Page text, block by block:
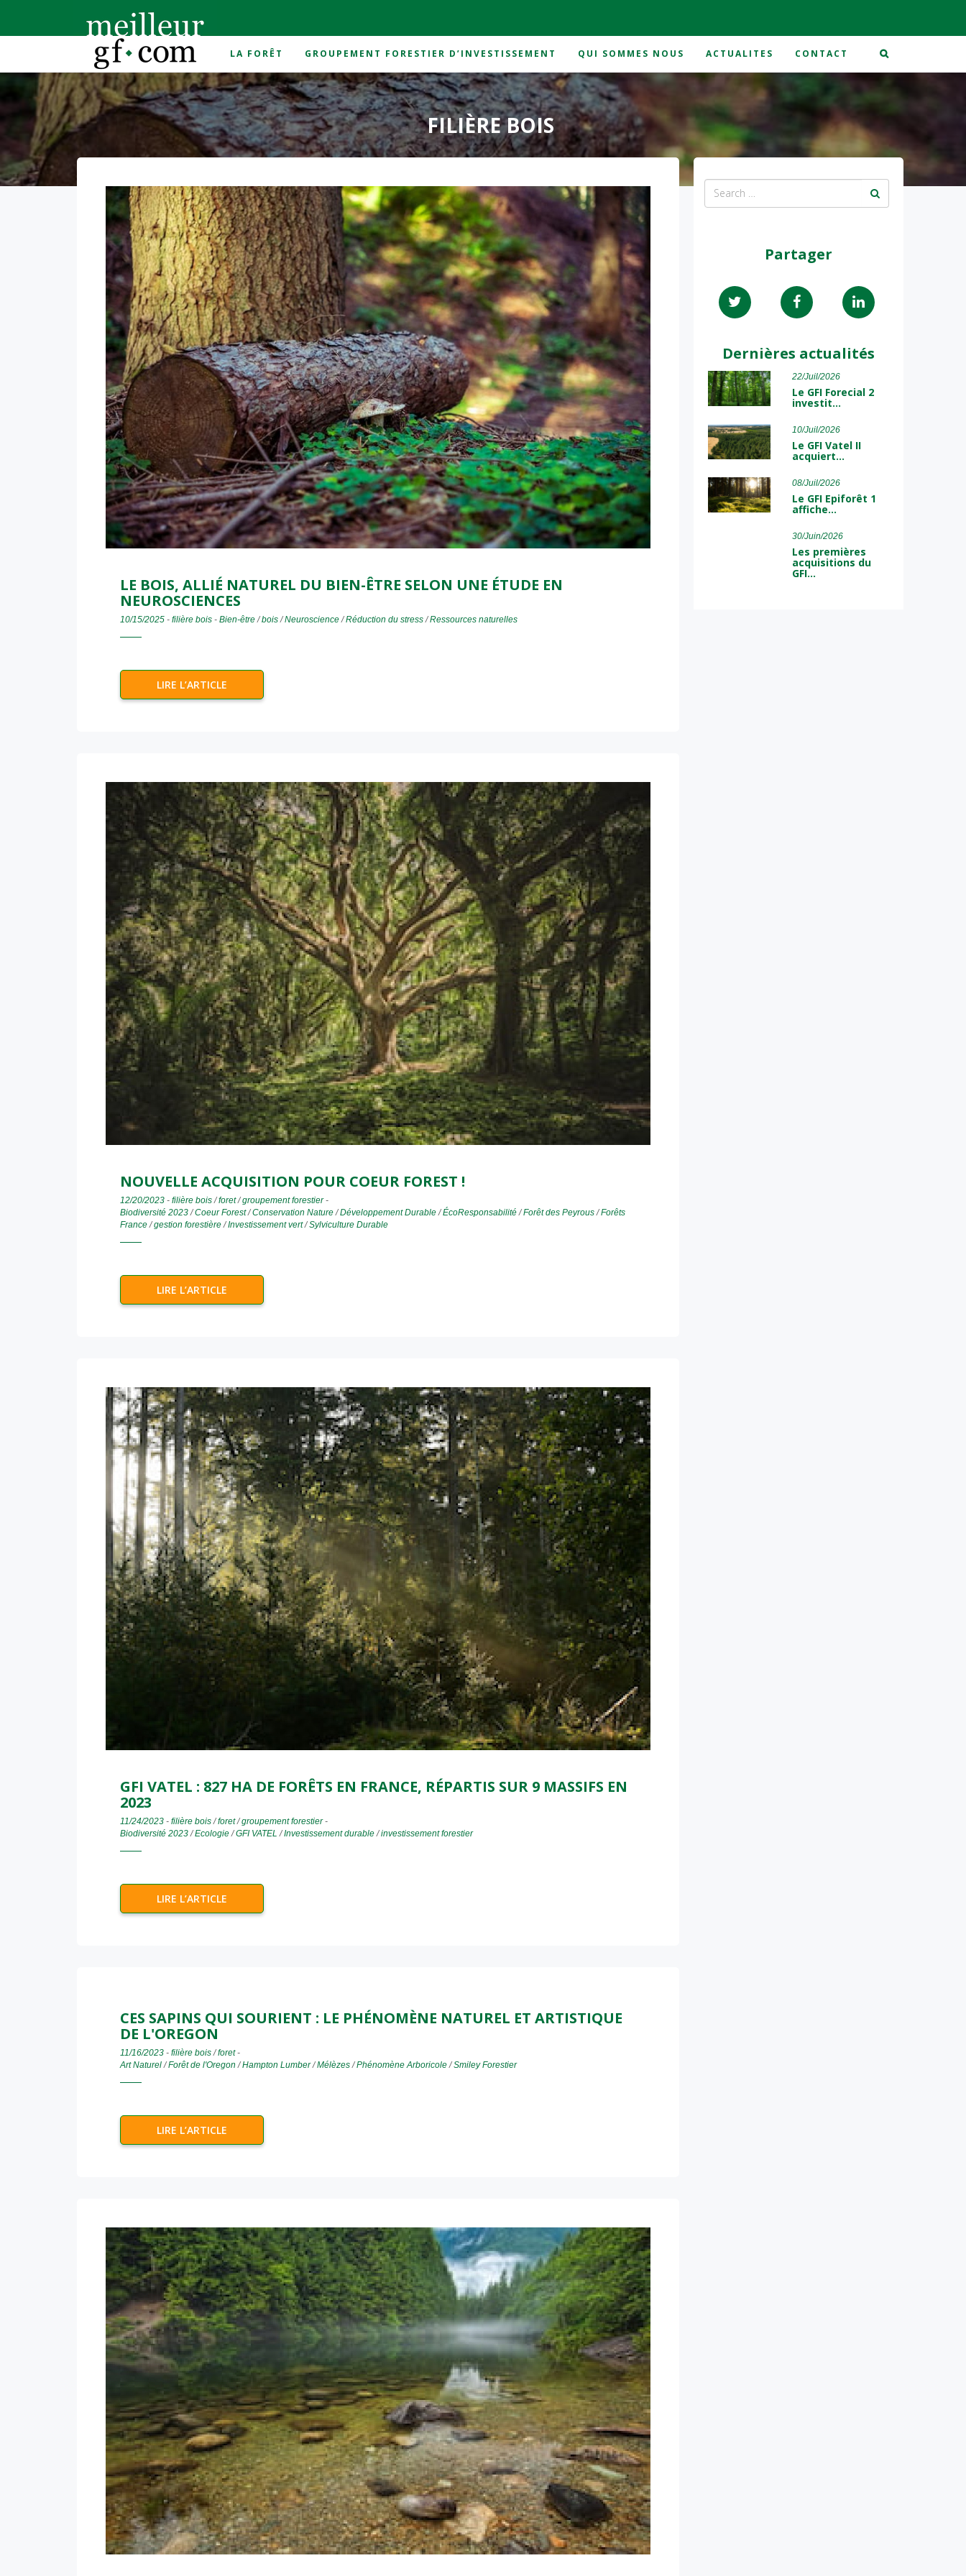
LA FORÊT GROUPEMENT FORESTIER D’INVESTISSEMENT QUI SOMMES NOUS ACTUALITES CONTACT
Accueil> filière bois
FILIÈRE BOIS
LE BOIS, ALLIÉ NATUREL DU BIEN-ÊTRE SELON UNE ÉTUDE EN
NEUROSCIENCES
10/15/2025 - filière bois - Bien-être/bois/Neuroscience/Réduction du stress/Ressources naturelles
LIRE L’ARTICLE
NOUVELLE ACQUISITION POUR COEUR FOREST !
12/20/2023 - filière bois/foret/groupement forestier-
Biodiversité 2023/Coeur Forest/Conservation Nature/Développement Durable/ÉcoResponsabilité/Forêt des Peyrous/Forêts
France/gestion forestière/Investissement vert/Sylviculture Durable
LIRE L’ARTICLE
GFI VATEL : 827 HA DE FORÊTS EN FRANCE, RÉPARTIS SUR 9 MASSIFS EN
2023
11/24/2023 - filière bois/foret/groupement forestier-
Biodiversité 2023/Ecologie/GFI VATEL /Investissement durable/investissement forestier
LIRE L’ARTICLE
CES SAPINS QUI SOURIENT : LE PHÉNOMÈNE NATUREL ET ARTISTIQUE
DE L'OREGON
11/16/2023 - filière bois/foret-
Art Naturel/Forêt de l'Oregon /Hampton Lumber/Mélèzes/Phénomène Arboricole/Smiley Forestier
LIRE L’ARTICLE
Partager
Dernières actualités
22/Juil/2026
Le GFI Forecial 2
investit…
10/Juil/2026
Le GFI Vatel II
acquiert…
08/Juil/2026
Le GFI Epiforêt 1
affiche…
30/Juin/2026
Les premières
acquisitions du
GFI…